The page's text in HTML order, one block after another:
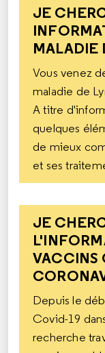
JE
MALADIE
Vous venez
maladie de
A titre
quelques
de mieux
et ses
JE
VACCINS
Depuis le
Covid-19
recherche